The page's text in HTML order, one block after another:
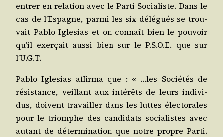
entrer en rela­tion avec le Par­ti Socia­liste. Dans le
cas de l’Es­pagne, par­mi les six délé­gués se trou­
vait Pablo Igle­sias et on connaît bien le pou­voir
qu’il exer­çait aus­si bien sur le P.S.O.E. que sur
l’U.G.T.
Pablo Igle­sias affir­ma que : « …les Socié­tés de
résis­tance, veillant aux inté­rêts de leurs indi­vi­
dus, doivent tra­vailler dans les luttes élec­to­rales
pour le triomphe des can­di­dats socia­listes avec
autant de déter­mi­na­tion que notre propre Par­ti.